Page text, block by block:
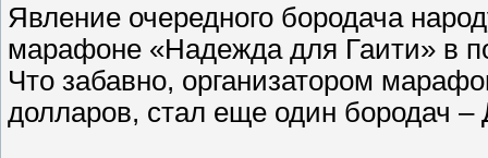
Явление очередного бородача
марафоне «Надежда для Гаити» в
Что забавно, организатором
долларов, стал еще один бородач